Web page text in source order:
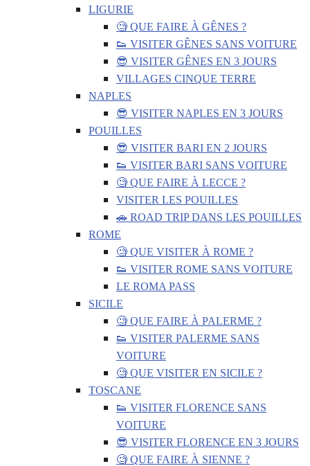
LIGURIE
🧐 QUE FAIRE À GÊNES ?
👟 VISITER GÊNES SANS VOITURE
😎 VISITER GÊNES EN 3 JOURS
VILLAGES CINQUE TERRE
NAPLES
😎 VISITER NAPLES EN 3 JOURS
POUILLES
😎 VISITER BARI EN 2 JOURS
👟 VISITER BARI SANS VOITURE
🧐 QUE FAIRE À LECCE ?
VISITER LES POUILLES
🚗 ROAD TRIP DANS LES POUILLES
ROME
🧐 QUE VISITER À ROME ?
👟 VISITER ROME SANS VOITURE
LE ROMA PASS
SICILE
🧐 QUE FAIRE À PALERME ?
👟 VISITER PALERME SANS
VOITURE
🧐 QUE VISITER EN SICILE ?
TOSCANE
👟 VISITER FLORENCE SANS
VOITURE
😎 VISITER FLORENCE EN 3 JOURS
🧐 QUE FAIRE À SIENNE ?